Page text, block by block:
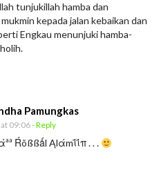
tunjukillah hamba dan
kepada jalan kebaikan dan
Engkau menunjuki hamba-
Pamungkas
09:06- Reply
Ŕõßßǻl Ąlάmΐΐπ . . .